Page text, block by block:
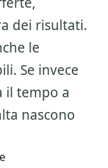
dei risultati.
le
Se invece
il tempo a
nascono